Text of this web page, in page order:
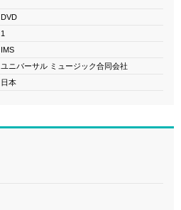
DVD
1
IMS
ユニバーサル ミュージック合同会社
日本